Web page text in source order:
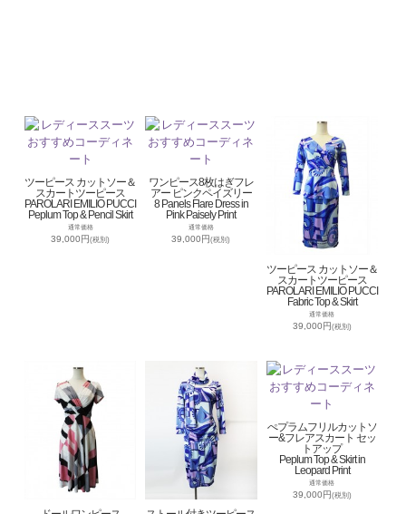
ツーピース カットソー＆
スカートツーピース
PAROLARI EMILIO PUCCI
Peplum Top & Pencil Skirt
通常価格
39,000円(税別)
ワンピース8枚はぎフレ
アー ピンクペイズリー
8 Panels Flare Dress in
Pink Paisely Print
通常価格
39,000円(税別)
ツーピース カットソー＆
スカートツーピース
PAROLARI EMILIO PUCCI
Fabric Top & Skirt
通常価格
39,000円(税別)
ぺプラムフリルカットソ
ー&フレアスカート セッ
トアップ
Peplum Top & Skirt in
Leopard Print
通常価格
39,000円(税別)